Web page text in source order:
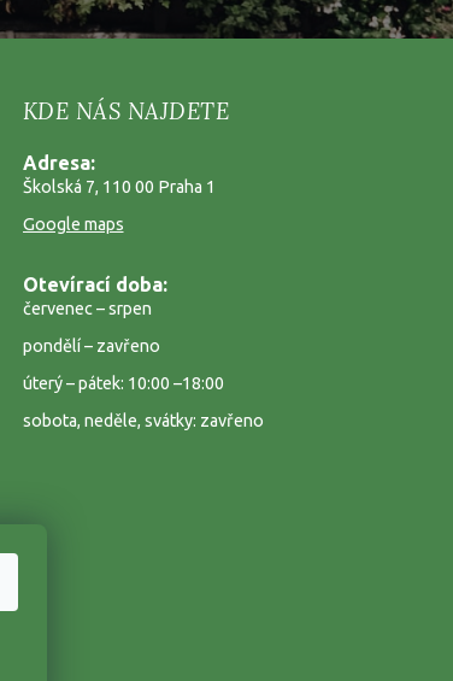
KDE NÁS NAJDETE
Adresa:
Školská 7, 110 00 Praha 1
Google maps
Otevírací doba:
červenec – srpen
pondělí – zavřeno
úterý – pátek: 10:00 –18:00
sobota, neděle, svátky: zavřeno